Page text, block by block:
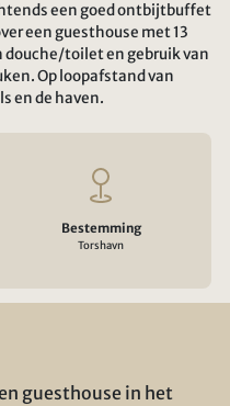
een goed ontbijtbuffet
een guesthouse met 13
douche/toilet en gebruik van
Op loopafstand van
en de haven.
Bestemming
Torshavn
guesthouse in het